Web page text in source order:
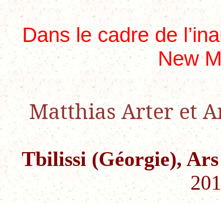
Dans le cadre de
New
Matthias Arter et
Tbilissi (Géorgie),